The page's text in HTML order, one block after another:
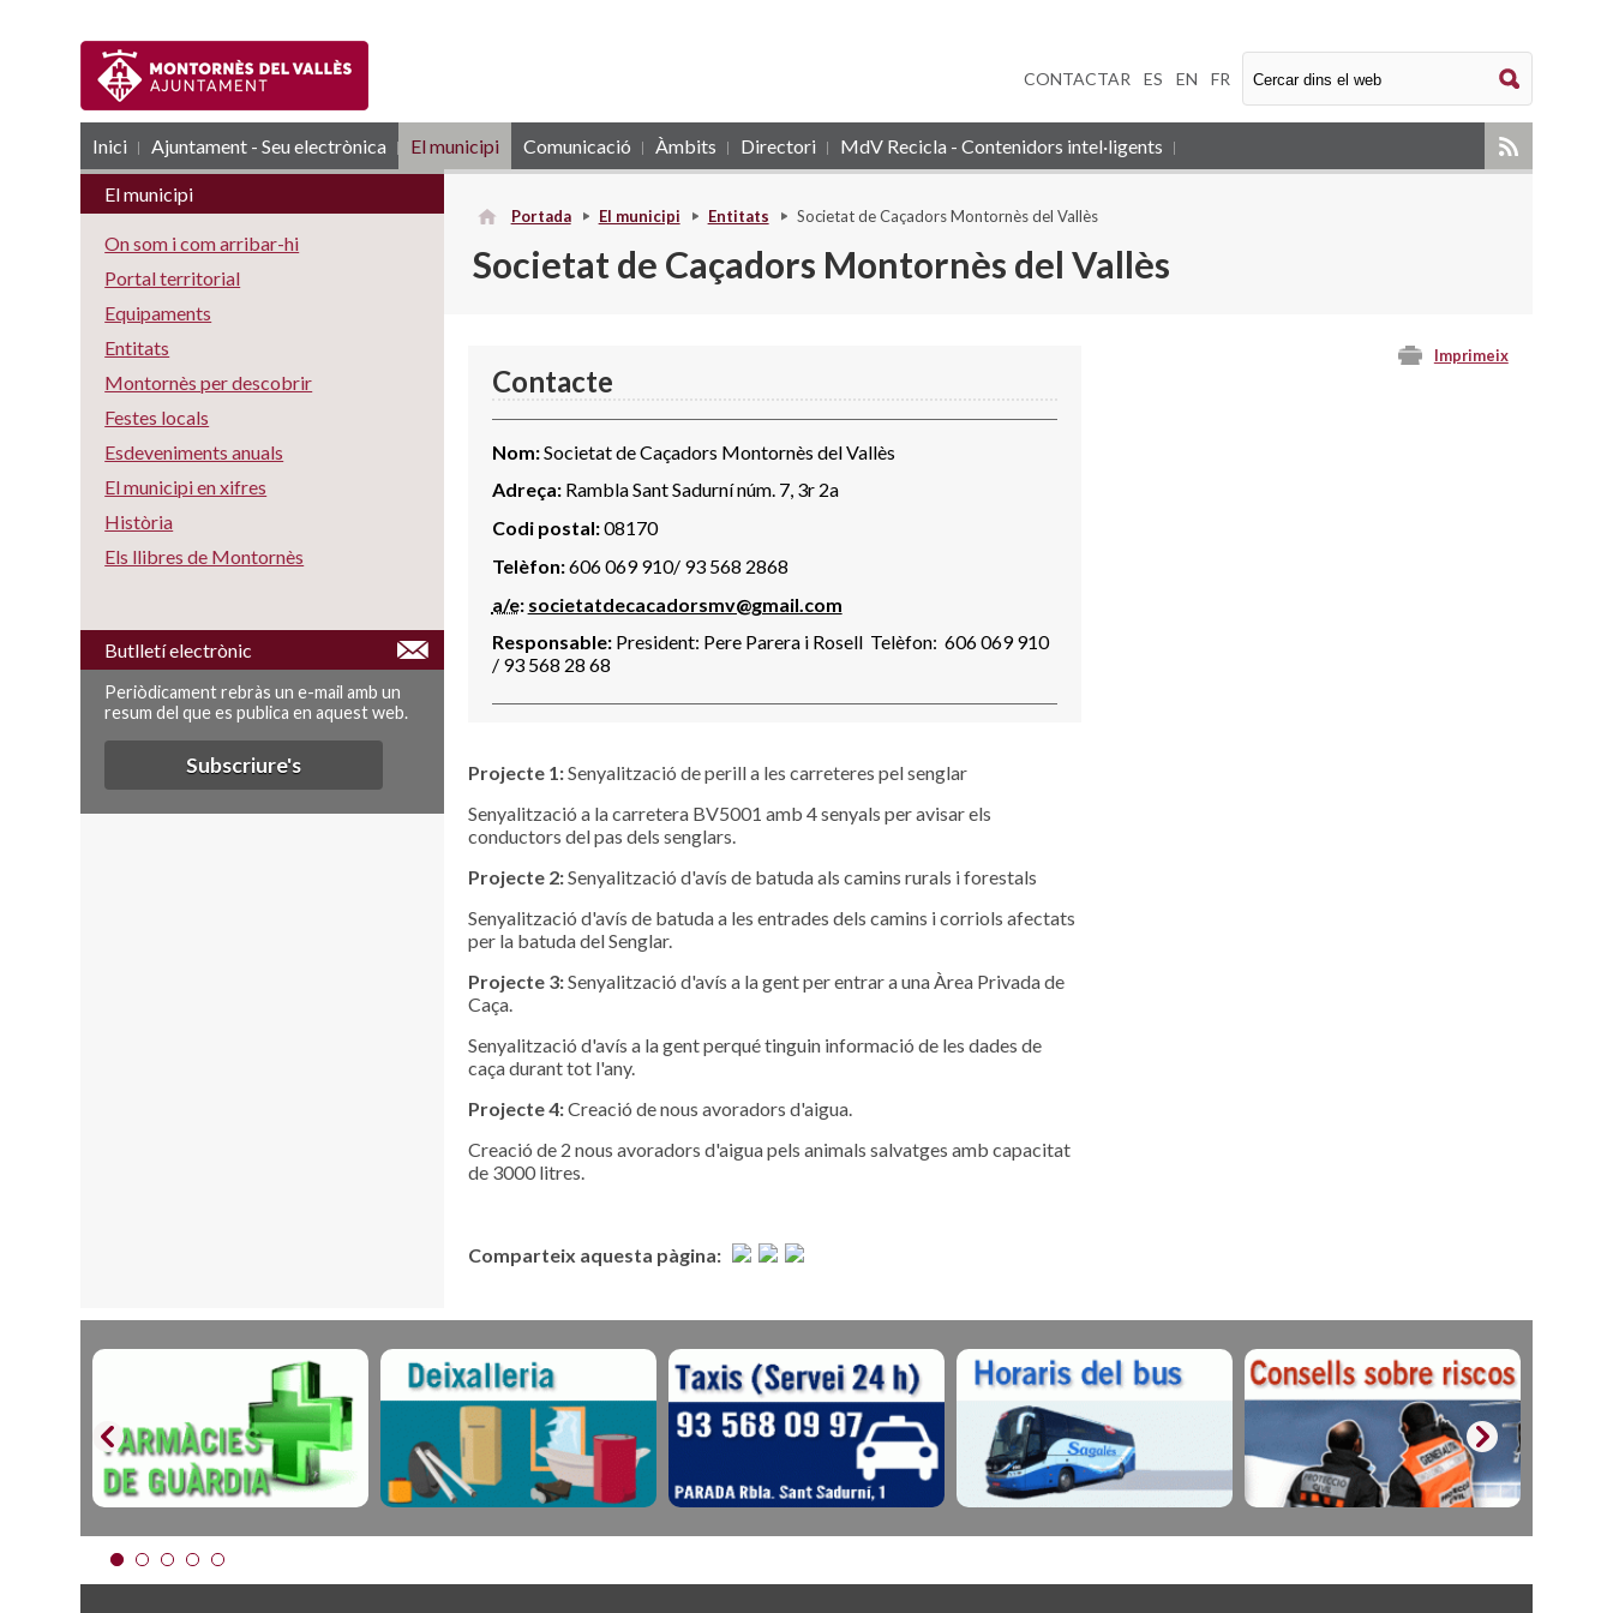
CONTACTAR ES EN FR
Inici Ajuntament - Seu electrònica El municipi Comunicació Àmbits Directori MdV Recicla - Contenidors intel·ligents
RSS
Portada El municipi Entitats Societat de Caçadors Montornès del Vallès
Societat de Caçadors Montornès del Vallès
Imprimeix
Contacte
Nom:Societat de Caçadors Montornès del Vallès
Adreça: Rambla Sant Sadurní núm. 7, 3r 2a
Codi postal:08170
Telèfon:606 069 910/ 93 568 2868
a/e: societatdecacadorsmv@gmail.com
Responsable:President: Pere Parera i Rosell Telèfon: 606 069 910
/ 93 568 28 68
Projecte 1:Senyalització de perill a les carreteres pel senglar
Senyalització a la carretera BV5001 amb 4 senyals per avisar els
conductors del pas dels senglars.
Projecte 2:Senyalització d'avís de batuda als camins rurals i forestals
Senyalització d'avís de batuda a les entrades dels camins i corriols afectats
per la batuda del Senglar.
Projecte 3:Senyalització d'avís a la gent per entrar a una Àrea Privada de
Caça.
Senyalització d'avís a la gent perqué tinguin informació de les dades de
caça durant tot l'any.
Projecte 4:Creació de nous avoradors d'aigua.
Creació de 2 nous avoradors d'aigua pels animals salvatges amb capacitat
de 3000 litres.
Comparteix aquesta pàgina:
El municipi
On som i com arribar-hi
Portal territorial
Equipaments
Entitats
Montornès per descobrir
Festes locals
Esdeveniments anuals
El municipi en xifres
Història
Els llibres de Montornès
Butlletí electrònic
Periòdicament rebràs un e-mail amb un
resum del que es publica en aquest web.
Subscriure's